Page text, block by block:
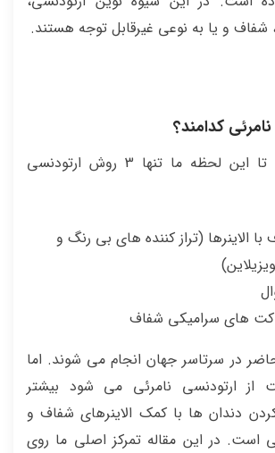
شفاف و یا به نوعی غیرقابل توجه هستند.
کدامند؟
در حال حاضر و تا این لحظه ما تنها 3 روش ارتودنسی
الاینرها (تراز کننده های بی رنگ و
های سرامیکی شفاف
در سرتاسر جهان انجام می شوند. اما
از ارتودنسی نامرئی می شود بیشتر
دندان ها با کمک الاینرهای شفاف و
است. در این مقاله تمرکز اصلی ما روی